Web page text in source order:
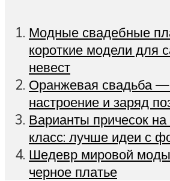
Модные свадебные
короткие модели для
невест
Оранжевая свадьба —
настроение и заряд
Варианты причесок
класс: лучше идеи с
Шедевр мировой
черное платье